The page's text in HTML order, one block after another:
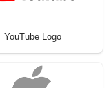
YouTube Logo